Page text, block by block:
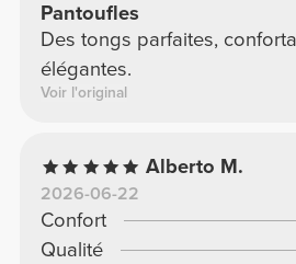
Pantoufles
Des tongs parfaites,
élégantes.
Voir l'original
Alberto M.
2026-06-22
Confort
Qualité